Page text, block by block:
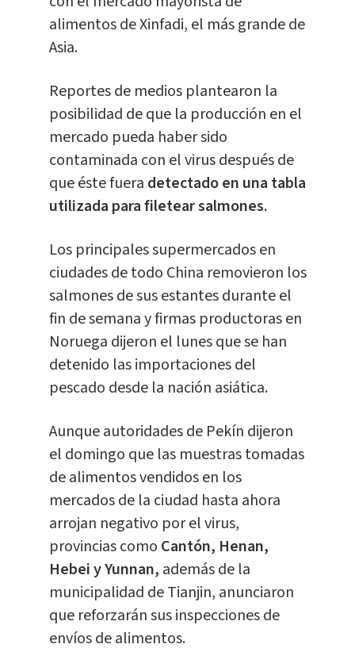
alimentos de Xinfadi, el más grande de
Asia.
Reportes de medios plantearon la
posibilidad de que la producción en el
mercado pueda haber sido
contaminada con el virus después de
que éste fuera detectado en una tabla
utilizada para filetear salmones.
Los principales supermercados en
ciudades de todo China removieron los
salmones de sus estantes durante el
fin de semana y firmas productoras en
Noruega dijeron el lunes que se han
detenido las importaciones del
pescado desde la nación asiática.
Aunque autoridades de Pekín dijeron
el domingo que las muestras tomadas
de alimentos vendidos en los
mercados de la ciudad hasta ahora
arrojan negativo por el virus,
provincias como Cantón, Henan,
Hebei y Yunnan, además de la
municipalidad de Tianjin, anunciaron
que reforzarán sus inspecciones de
envíos de alimentos.